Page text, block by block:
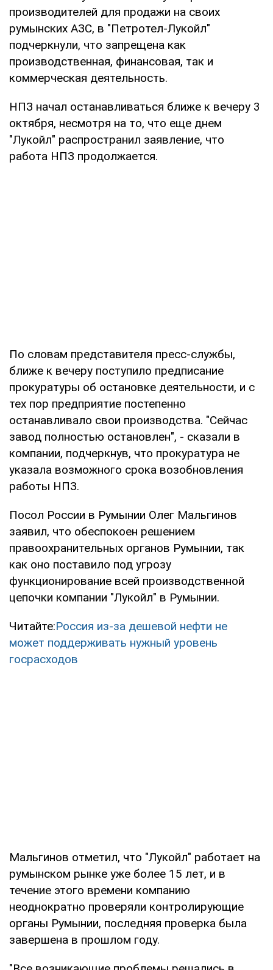
производителей для продажи на своих
румынских АЗС, в "Петротел-Лукойл"
подчеркнули, что запрещена как
производственная, финансовая, так и
коммерческая деятельность.
НПЗ начал останавливаться ближе к вечеру 3
октября, несмотря на то, что еще днем
"Лукойл" распространил заявление, что
работа НПЗ продолжается.
По словам представителя пресс-службы,
ближе к вечеру поступило предписание
прокуратуры об остановке деятельности, и с
тех пор предприятие постепенно
останавливало свои производства. "Сейчас
завод полностью остановлен", - сказали в
компании, подчеркнув, что прокуратура не
указала возможного срока возобновления
работы НПЗ.
Посол России в Румынии Олег Мальгинов
заявил, что обеспокоен решением
правоохранительных органов Румынии, так
как оно поставило под угрозу
функционирование всей производственной
цепочки компании "Лукойл" в Румынии.
Читайте:Россия из-за дешевой нефти не
может поддерживать нужный уровень
госрасходов
Мальгинов отметил, что "Лукойл" работает на
румынском рынке уже более 15 лет, и в
течение этого времени компанию
неоднократно проверяли контролирующие
органы Румынии, последняя проверка была
завершена в прошлом году.